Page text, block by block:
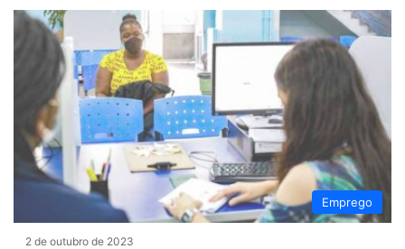
Emprego
2 de outubro de 2023